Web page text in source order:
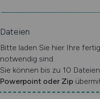
Dateien
Bitte laden Sie hier Ihre
notwendig sind.
Sie können bis zu 10
Powerpoint oder Zip